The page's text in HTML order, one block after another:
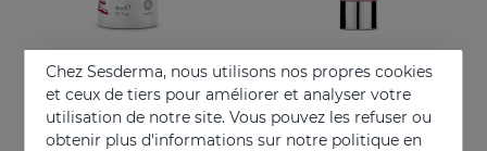
Acheter Acheter
Chez Sesderma, nous utilisons nos propres cookies
et ceux de tiers pour améliorer et analyser votre
utilisation de notre site. Vous pouvez les refuser ou
obtenir plus d'informations sur notre politique en